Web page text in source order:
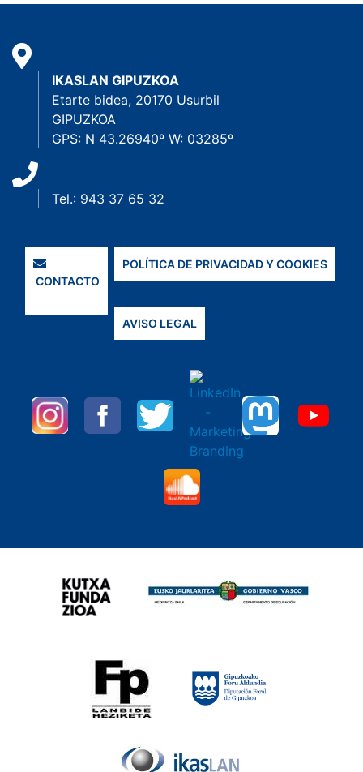
IKASLAN GIPUZKOA
Etarte bidea, 20170 Usurbil
GIPUZKOA
GPS: N 43.26940º W: 03285º
Tel.: 943 37 65 32
CONTACTO
POLÍTICA DE PRIVACIDAD Y COOKIES
AVISO LEGAL